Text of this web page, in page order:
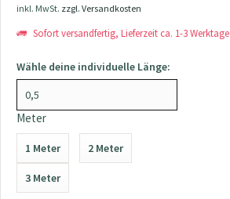
inkl. MwSt. zzgl. Versandkosten
Sofort versandfertig, Lieferzeit ca. 1-3 Werktage
Wähle deine individuelle Länge:
Meter
1 Meter 2 Meter
3 Meter